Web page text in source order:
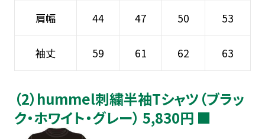
肩幅 44 47 50 53
袖丈 59 61 62 63
（2）hummel刺繍半袖Tシャツ（ブラッ
ク・ホワイト・グレー） 5,830円 ■